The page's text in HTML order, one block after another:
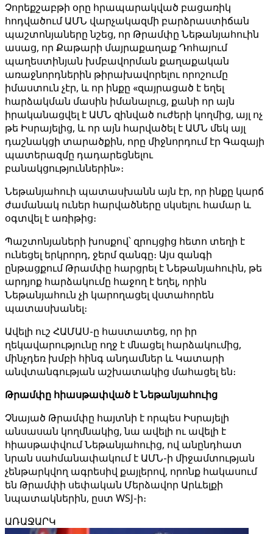
Չորեքշաբթի օրը հրապարակված բացառիկ
հոդվածում ԱՄՆ վարչակազմի բարձրաստիճան
պաշտոնյաները նշեց, որ Թրամփը Նեթանյահուին
ասաց, որ Քաթարի մայրաքաղաք Դոհայում
պաղեստինյան խմբավորման քաղաքական
առաջնորդներին թիրախավորելու որոշումը
իմաստուն չէր, և որ ինքը «զայրացած է եղել
հարձակման մասին իմանալուց, քանի որ այն
իրականացվել է ԱՄՆ զինված ուժերի կողմից, այլ ոչ
թե Իսրայելից, և որ այն հարվածել է ԱՄՆ մեկ այլ
դաշնակցի տարածքին, որը միջնորդում էր Գազայի
պատերազմը դադարեցնելու
բանակցություններին»։
Նեթանյահուի պատասխանն այն էր, որ ինքը կարճ
ժամանակ ուներ հարվածները սկսելու համար և
օգտվել է առիթից։
Պաշտոնյաների խոսքով՝ զրույցից հետո տեղի է
ունեցել երկրորդ, ջերմ զանգը։ Այս զանգի
ընթացքում Թրամփը հարցրել է Նեթանյահուին, թե
արդյոք հարձակումը հաջող է եղել, որին
Նեթանյահուն չի կարողացել վստահորեն
պատասխանել։
Ավելի ուշ ՀԱՄԱՍ-ը հաստատեց, որ իր
ղեկավարությունը ողջ է մնացել հարձակումից,
մինչդեռ խմբի հինգ անդամներ և Կատարի
անվտանգության աշխատակից մահացել են։
Թրամփը հիասթափված է Նեթանյահուից
Չնայած Թրամփը հայտնի է որպես Իսրայելի
անսասան կողմնակից, նա ավելի ու ավելի է
հիասթափվում Նեթանյահուից, ով անընդհատ
նրան սահմանափակում է ԱՄՆ-ի միջամտության
չենթարկվող ագրեսիվ քայլերով, որոնք հակասում
են Թրամփի սեփական Մերձավոր Արևելքի
նպատակներին, ըստ WSJ-ի։
ԱՌԱՋԱՐԿ